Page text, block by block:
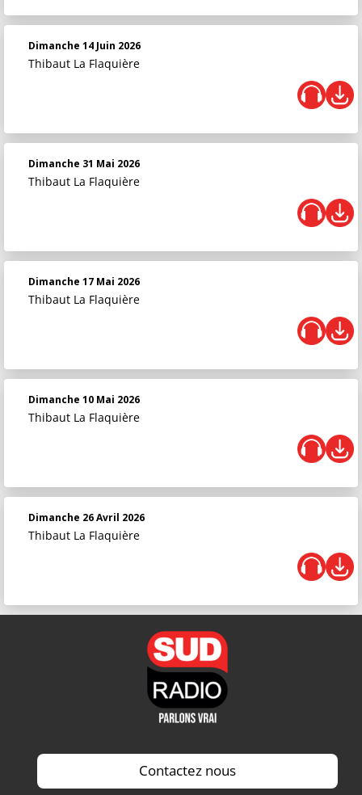
Dimanche 14 Juin 2026
Thibaut La Flaquière
Dimanche 31 Mai 2026
Thibaut La Flaquière
Dimanche 17 Mai 2026
Thibaut La Flaquière
Dimanche 10 Mai 2026
Thibaut La Flaquière
Dimanche 26 Avril 2026
Thibaut La Flaquière
Contactez nous